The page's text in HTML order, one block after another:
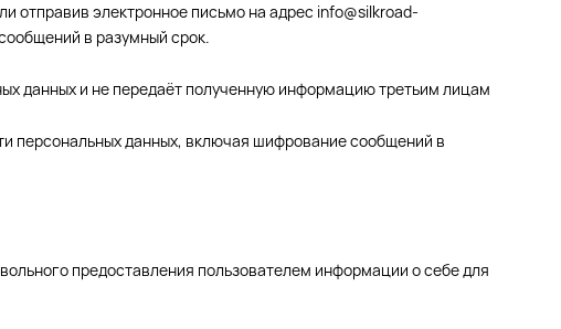
отправив электронное письмо на адрес info@silkroad-
в разумный срок.
данных и не передаёт полученную информацию третьим лицам
персональных данных, включая шифрование сообщений в
предоставления пользователем информации о себе для